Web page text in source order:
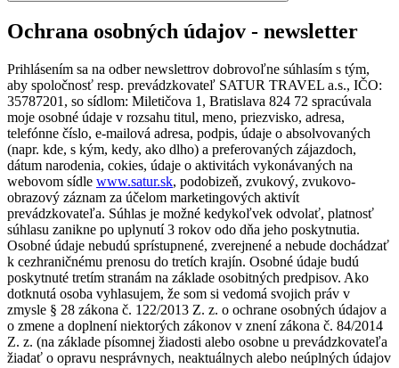
Ochrana osobných údajov - newsletter
Prihlásením sa na odber newslettrov dobrovoľne súhlasím s tým,
aby spoločnosť resp. prevádzkovateľ SATUR TRAVEL a.s., IČO:
35787201, so sídlom: Miletičova 1, Bratislava 824 72 spracúvala
moje osobné údaje v rozsahu titul, meno, priezvisko, adresa,
telefónne číslo, e-mailová adresa, podpis, údaje o absolvovaných
(napr. kde, s kým, kedy, ako dlho) a preferovaných zájazdoch,
dátum narodenia, cokies, údaje o aktivitách vykonávaných na
webovom sídle www.satur.sk, podobizeň, zvukový, zvukovo-
obrazový záznam za účelom marketingových aktivít
prevádzkovateľa. Súhlas je možné kedykoľvek odvolať, platnosť
súhlasu zanikne po uplynutí 3 rokov odo dňa jeho poskytnutia.
Osobné údaje nebudú sprístupnené, zverejnené a nebude dochádzať
k cezhraničnému prenosu do tretích krajín. Osobné údaje budú
poskytnuté tretím stranám na základe osobitných predpisov. Ako
dotknutá osoba vyhlasujem, že som si vedomá svojich práv v
zmysle § 28 zákona č. 122/2013 Z. z. o ochrane osobných údajov a
o zmene a doplnení niektorých zákonov v znení zákona č. 84/2014
Z. z. (na základe písomnej žiadosti alebo osobne u prevádzkovateľa
žiadať o opravu nesprávnych, neaktuálnych alebo neúplných údajov